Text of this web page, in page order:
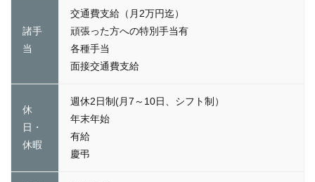
諸手
当
交通費支給（月2万円迄）
頑張った方への特別手当有
各種手当
面接交通費支給
休
日・
休暇
週休2日制(月7～10日、シフト制）
年末年始
有給
慶弔